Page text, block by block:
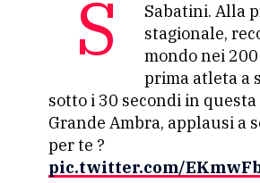
Straordinaria Ambra
Sabatini. Alla
stagionale,
mondo nei
prima atleta a
sotto i 30 secondi in
Grande Ambra, applausi a
per te ?
pic.twitter.com/